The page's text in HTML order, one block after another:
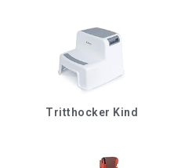
Tritthocker Kind